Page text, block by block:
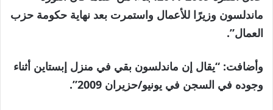
ماندلسون وزيرًا للأعمال واستمرت بعد نهاية حكومة حزب
العمال”.
وأضافت: “يقال إن ماندلسون بقي في منزل إبستاين أثناء
وجوده في السجن في يونيو/حزيران 2009”.